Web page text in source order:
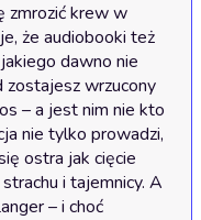
zmrozić krew w
że audiobooki też
dawno nie
zostajesz wrzucony
– a jest nim nie kto
nie tylko prowadzi,
ostra jak cięcie
i tajemnicy. A
– i choć